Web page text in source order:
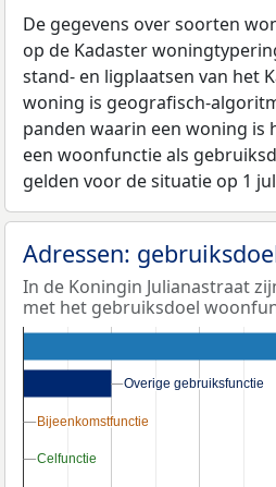
De gegevens over soorten
op de Kadaster
stand- en ligplaatsen van het
woning is geografisch-
panden waarin een woning is
een woonfunctie als
gelden voor de situatie op 1
Adressen:
In de Koningin Julianastraat
met het gebruiksdoel
Overige gebruiksfunctie
Overige gebruiksfunctie
Bijeenkomstfunctie
Bijeenkomstfunctie
Celfunctie
Celfunctie